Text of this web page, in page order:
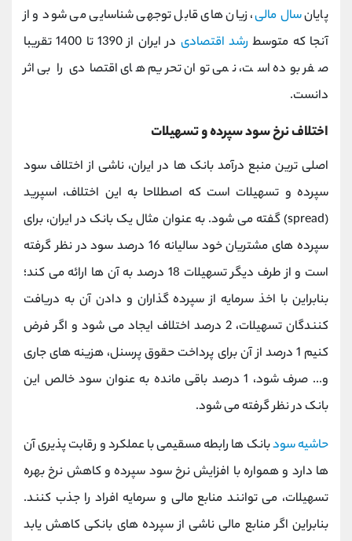
پایانسال مالی، زیان های قابل توجهی شناسایی می شود و از
آنجا که متوسط رشد اقتصادی
در ایران از 1390 تا 1400 تقریبا
صفر بوده است، نمی توان تحریم های اقتصادی را بی اثر
دانست.
اختلاف نرخ سود سپرده و تسهیلات
اصلی ترین منبع درآمد بانک ها در ایران، ناشی از اختلاف سود
سپرده و تسهیلات است که اصطلاحا به این اختلاف، اسپرید
(spread) گفته می شود. به عنوان مثال یک بانک در ایران، برای
سپرده های مشتریان خود سالیانه 16 درصد سود در نظر گرفته
است و از طرف دیگر تسهیلات 18 درصد به آن ها ارائه می کند؛
بنابراین با اخذ سرمایه از سپرده گذاران و دادن آن به دریافت
کنندگان تسهیلات، 2 درصد اختلاف ایجاد می شود و اگر فرض
کنیم 1 درصد از آن برای پرداخت حقوق پرسنل، هزینه های جاری
و... صرف شود، 1 درصد باقی مانده به عنوان سود خالص این
بانک در نظر گرفته می شود.
حاشیه سودبانک ها رابطه مسقیمی با عملکرد و رقابت پذیری آن
ها دارد و همواره با افزایش نرخ سود سپرده و کاهش نرخ بهره
تسهیلات، می توانند منابع مالی و سرمایه افراد را جذب کنند.
بنابراین اگر منابع مالی ناشی از سپرده های بانکی کاهش یابد